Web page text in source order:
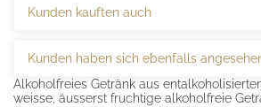
Kunden kauften auch
Kunden haben sich ebenfalls
Alkoholfreies Getränk aus
weisse, äusserst fruchtige alkoholfreie